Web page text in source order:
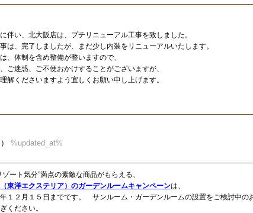
伴い、北大阪店は、プチリニューアル工事を致しました。
は、完了しましたが、まだ少し内装をリニューアルいたします。
、体制を含め整備が整いますので、
ご迷惑、ご不便おかけすることがございますが、
解くださいますよう宜しくお願い申し上げます。
%updated_at%
ゾート気分”満点の素敵な商品がもらえる、
東洋エクステリア）のガーデンルームキャンペーンは、
年１２月１５日までです。 サンルーム・ガーデンルームの設置をご検討中の
ください。